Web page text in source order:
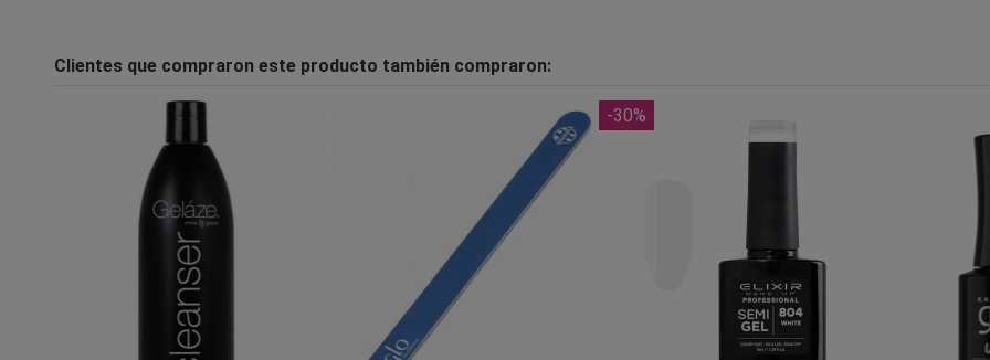
Clientes que compraron este producto también compraron:
-30%